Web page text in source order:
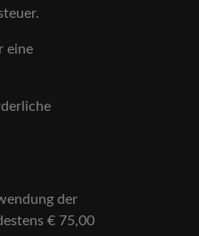
eine
der
€ 75,00